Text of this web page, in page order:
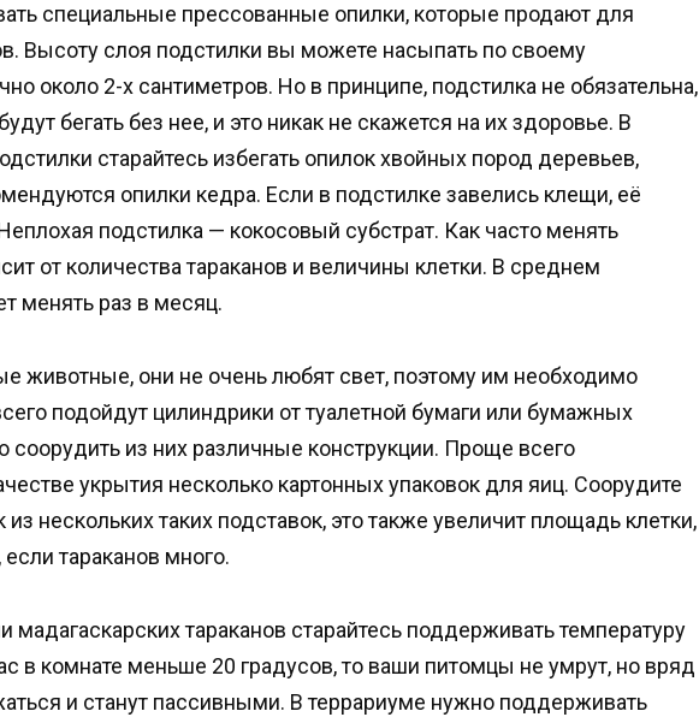
специальные прессованные опилки, которые продают для
Высоту слоя подстилки вы можете насыпать по своему
около 2-х сантиметров. Но в принципе, подстилка не обязательна,
бегать без нее, и это никак не скажется на их здоровье. В
старайтесь избегать опилок хвойных пород деревьев,
опилки кедра. Если в подстилке завелись клещи, её
подстилка — кокосовый субстрат. Как часто менять
от количества тараканов и величины клетки. В среднем
менять раз в месяц.
животные, они не очень любят свет, поэтому им необходимо
подойдут цилиндрики от туалетной бумаги или бумажных
соорудить из них различные конструкции. Проще всего
укрытия несколько картонных упаковок для яиц. Соорудите
нескольких таких подставок, это также увеличит площадь клетки,
тараканов много.
тараканов старайтесь поддерживать температуру
в комнате меньше 20 градусов, то ваши питомцы не умрут, но вряд
и станут пассивными. В террариуме нужно поддерживать